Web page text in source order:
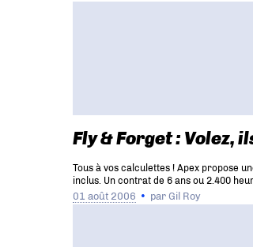
Fly & Forget : Volez,
Tous à vos calculettes ! Apex propose
inclus. Un contrat de 6 ans ou 2.400
01 août 2006 parGil Roy